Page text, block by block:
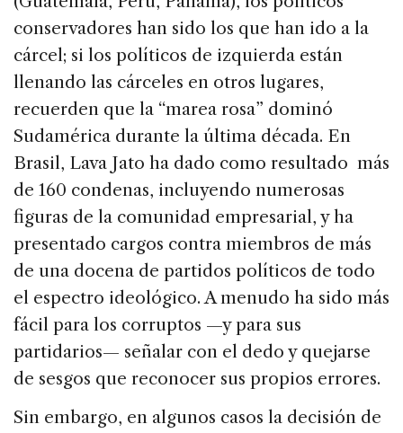
conservadores han sido los que han ido a la
cárcel; si los políticos de izquierda están
llenando las cárceles en otros lugares,
recuerden que la “marea rosa” dominó
Sudamérica durante la última década. En
Brasil, Lava Jato ha dado como resultado más
de 160 condenas, incluyendo numerosas
figuras de la comunidad empresarial, y ha
presentado cargos contra miembros de más
de una docena de partidos políticos de todo
el espectro ideológico. A menudo ha sido más
fácil para los corruptos —y para sus
partidarios— señalar con el dedo y quejarse
de sesgos que reconocer sus propios errores.
Sin embargo, en algunos casos la decisión de